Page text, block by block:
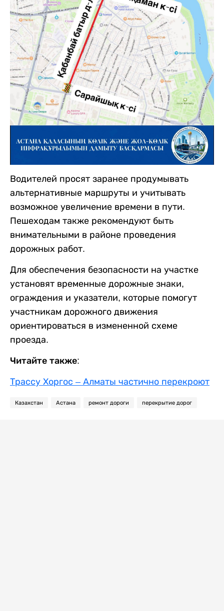
Водителей просят заранее продумывать
альтернативные маршруты и учитывать
возможное увеличение времени в пути.
Пешеходам также рекомендуют быть
внимательными в районе проведения
дорожных работ.
Для обеспечения безопасности на участке
установят временные дорожные знаки,
ограждения и указатели, которые помогут
участникам дорожного движения
ориентироваться в измененной схеме
проезда.
Читайте также:
Трассу Хоргос – Алматы частично перекроют
Казахстан Астана ремонт дороги перекрытие дорог